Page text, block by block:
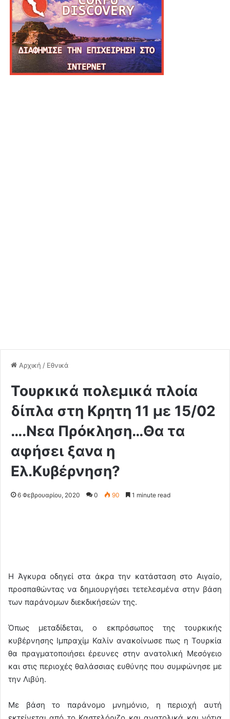
Αρχική / Εθνικά
Τουρκικά πολεμικά πλοία
δίπλα στη Κρητη 11 με 15/02
….Νεα Πρόκληση…Θα τα
αφήσει ξανα η
Ελ.Κυβέρνηση?
6 Φεβρουαρίου, 2020 0 90 1 minute read
Η Άγκυρα οδηγεί στα άκρα την κατάσταση στο Αιγαίο,
προσπαθώντας να δημιουργήσει τετελεσμένα στην βάση
των παράνομων διεκδικήσεών της.
Όπως μεταδίδεται, ο εκπρόσωπος της τουρκικής
κυβέρνησης Ιμπραχίμ Καλίν ανακοίνωσε πως η Τουρκία
θα πραγματοποιήσει έρευνες στην ανατολική Μεσόγειο
και στις περιοχές θαλάσσιας ευθύνης που συμφώνησε με
την Λιβύη.
Με βάση το παράνομο μνημόνιο, η περιοχή αυτή